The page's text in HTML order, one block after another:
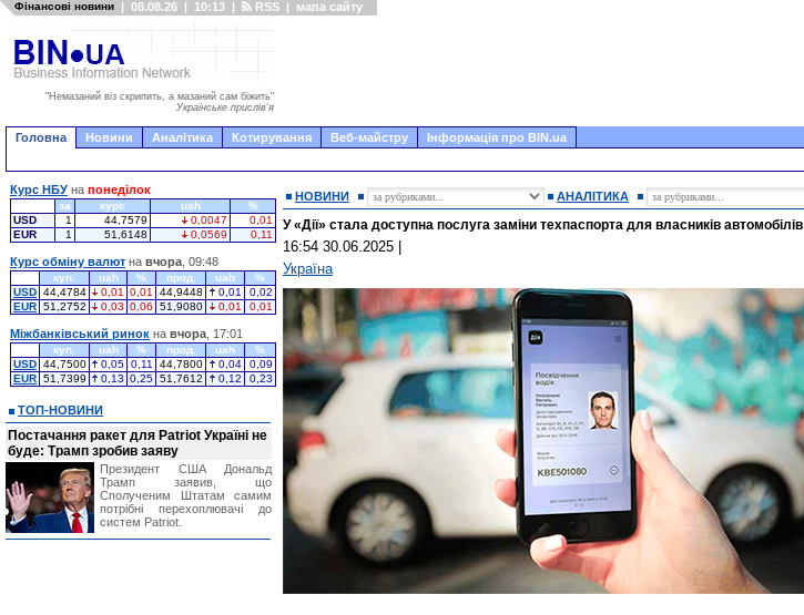
Фінансові новини | 08.08.26 | 10:13 | RSS | мапа сайту
"Немазаний віз скрипить, а мазаний сам біжить"
Українське прислів'я
Головна Новини Аналітика Котирування Веб-майстру Інформація про BIN.ua
НОВИНИ АНАЛІТИКА
У «Дії» стала доступна послуга заміни техпаспорта для власників автомобілів
16:54 30.06.2025
Україна
Курс НБУ на понеділок
за курс uah
%
USD
1 44,7579 0,0047
0,01
EUR
1 51,6148 0,0569 0,11
Курс обміну валют на вчора , 09:48
куп. uah % прод. uah
%
USD 44,4784 0,01 0,01 44,9448 0,01
0,02
EUR 51,2752 0,03 0,06 51,9080 0,01 0,01
Міжбанківський ринок на вчора , 17:01
куп. uah % прод. uah
%
USD 44,7500 0,05 0,11 44,7800 0,04
0,09
EUR 51,7399 0,13 0,25 51,7612 0,12 0,23
ТОП-НОВИНИ
Постачання ракет для Patriot Україні не
буде: Трамп зробив заяву
Президент США Дональд
Трамп заявив, що
Сполученим Штатам самим
потрібні перехоплювачі до
систем Patriot.